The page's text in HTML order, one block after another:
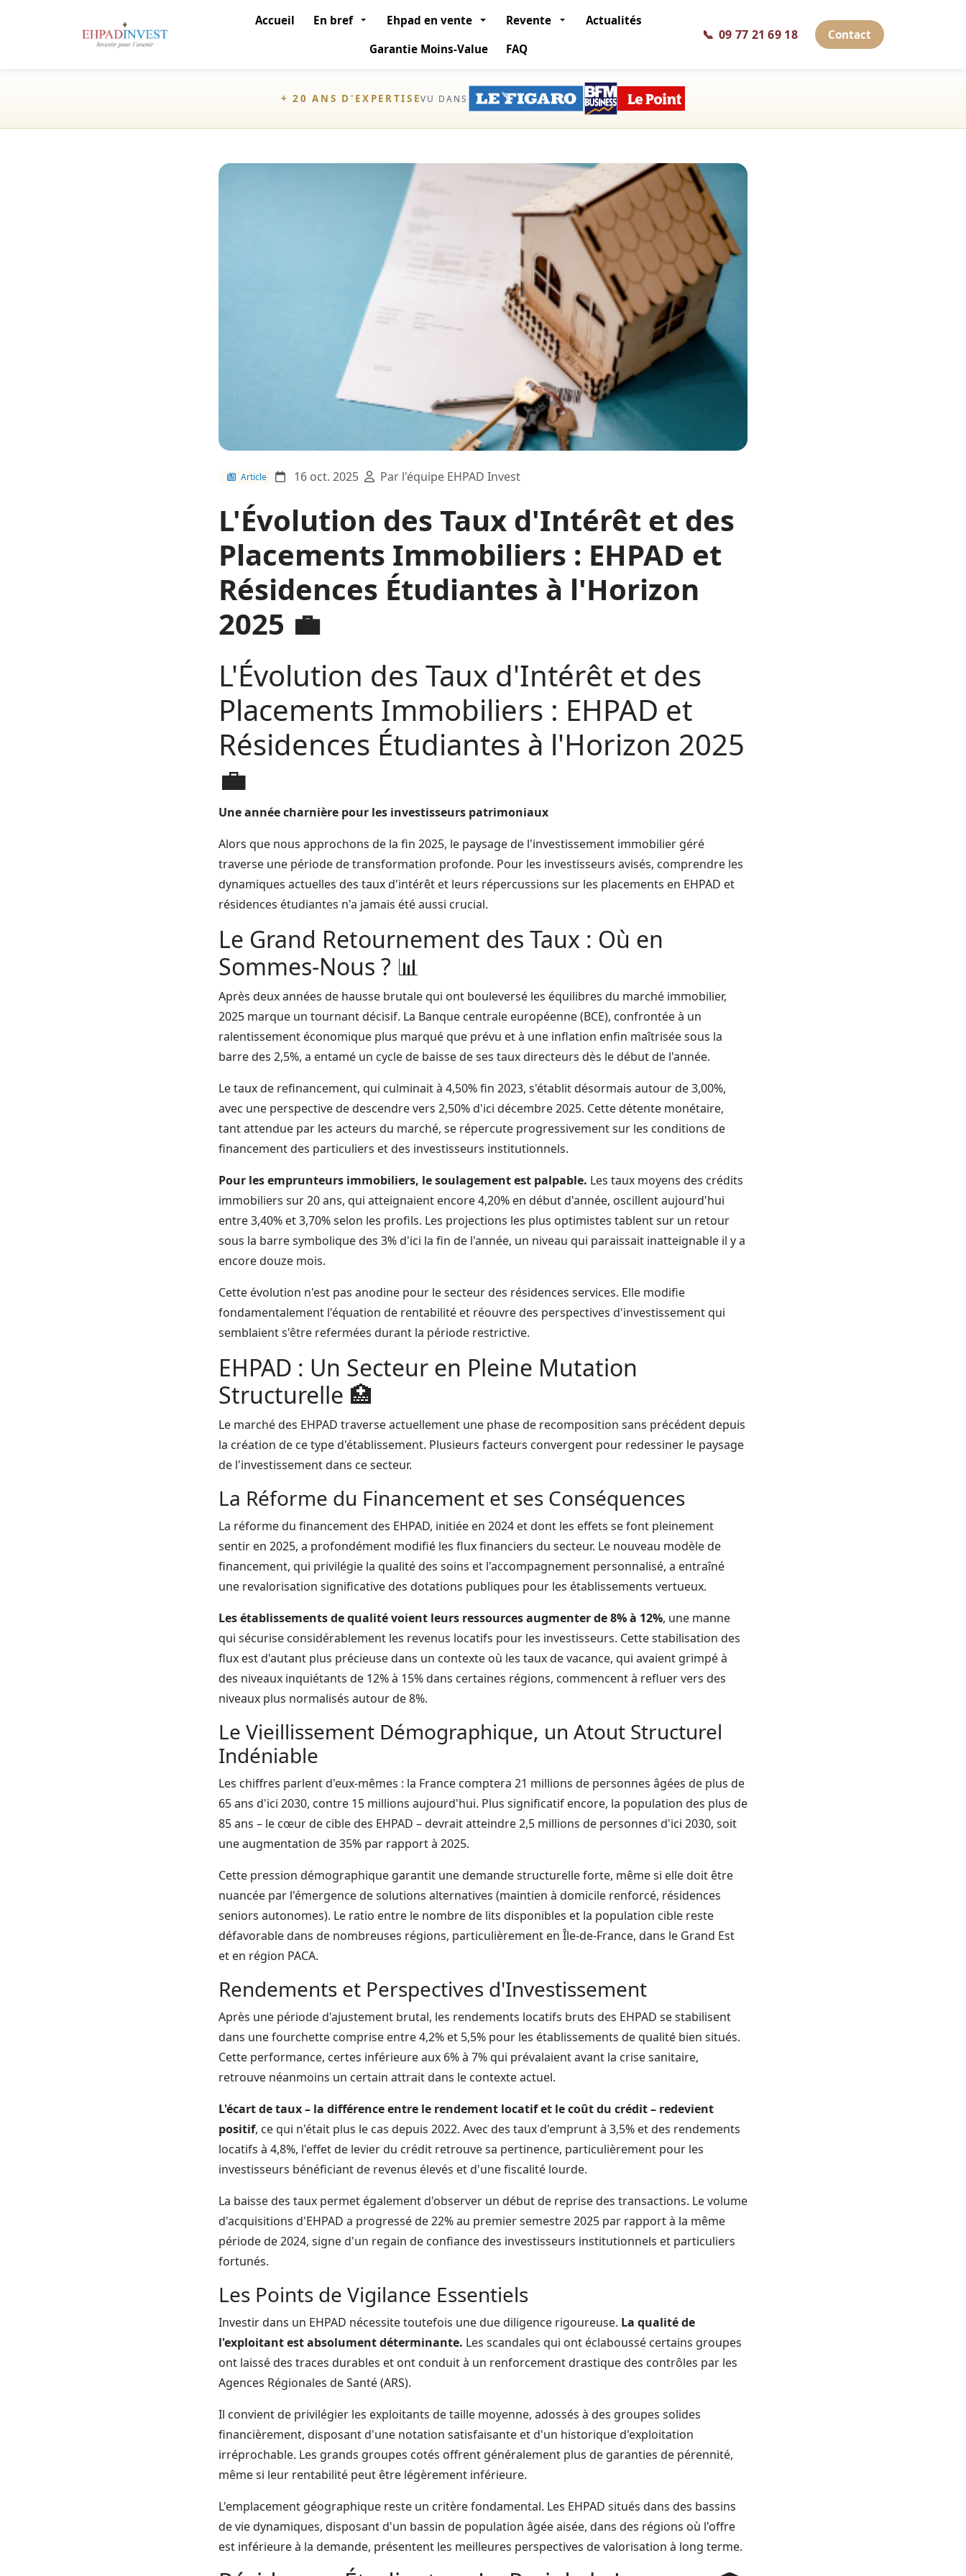
Accueil En bref Ehpad en vente Revente
Actualités
Garantie Moins-Value
FAQ
📞 09 77 21 69 18 Contact
+ 20 ANS D'EXPERTISEVU DANS
Article 16 oct. 2025 Par l'équipe EHPAD Invest
L'Évolution des Taux d'Intérêt et des
Placements Immobiliers : EHPAD et
Résidences Étudiantes à l'Horizon
2025 💼
L'Évolution des Taux d'Intérêt et des
Placements Immobiliers : EHPAD et
Résidences Étudiantes à l'Horizon 2025
💼
Une année charnière pour les investisseurs patrimoniaux
Alors que nous approchons de la fin 2025, le paysage de l'investissement immobilier géré
traverse une période de transformation profonde. Pour les investisseurs avisés, comprendre les
dynamiques actuelles des taux d'intérêt et leurs répercussions sur les placements en EHPAD et
résidences étudiantes n'a jamais été aussi crucial.
Le Grand Retournement des Taux : Où en
Sommes-Nous ? 📊
Après deux années de hausse brutale qui ont bouleversé les équilibres du marché immobilier,
2025 marque un tournant décisif. La Banque centrale européenne (BCE), confrontée à un
ralentissement économique plus marqué que prévu et à une inflation enfin maîtrisée sous la
barre des 2,5%, a entamé un cycle de baisse de ses taux directeurs dès le début de l'année.
Le taux de refinancement, qui culminait à 4,50% fin 2023, s'établit désormais autour de 3,00%,
avec une perspective de descendre vers 2,50% d'ici décembre 2025. Cette détente monétaire,
tant attendue par les acteurs du marché, se répercute progressivement sur les conditions de
financement des particuliers et des investisseurs institutionnels.
Pour les emprunteurs immobiliers, le soulagement est palpable. Les taux moyens des crédits
immobiliers sur 20 ans, qui atteignaient encore 4,20% en début d'année, oscillent aujourd'hui
entre 3,40% et 3,70% selon les profils. Les projections les plus optimistes tablent sur un retour
sous la barre symbolique des 3% d'ici la fin de l'année, un niveau qui paraissait inatteignable il y a
encore douze mois.
Cette évolution n'est pas anodine pour le secteur des résidences services. Elle modifie
fondamentalement l'équation de rentabilité et réouvre des perspectives d'investissement qui
semblaient s'être refermées durant la période restrictive.
EHPAD : Un Secteur en Pleine Mutation
Structurelle 🏥
Le marché des EHPAD traverse actuellement une phase de recomposition sans précédent depuis
la création de ce type d'établissement. Plusieurs facteurs convergent pour redessiner le paysage
de l'investissement dans ce secteur.
La Réforme du Financement et ses Conséquences
La réforme du financement des EHPAD, initiée en 2024 et dont les effets se font pleinement
sentir en 2025, a profondément modifié les flux financiers du secteur. Le nouveau modèle de
financement, qui privilégie la qualité des soins et l'accompagnement personnalisé, a entraîné
une revalorisation significative des dotations publiques pour les établissements vertueux.
Les établissements de qualité voient leurs ressources augmenter de 8% à 12%, une manne
qui sécurise considérablement les revenus locatifs pour les investisseurs. Cette stabilisation des
flux est d'autant plus précieuse dans un contexte où les taux de vacance, qui avaient grimpé à
des niveaux inquiétants de 12% à 15% dans certaines régions, commencent à refluer vers des
niveaux plus normalisés autour de 8%.
Le Vieillissement Démographique, un Atout Structurel
Indéniable
Les chiffres parlent d'eux-mêmes : la France comptera 21 millions de personnes âgées de plus de
65 ans d'ici 2030, contre 15 millions aujourd'hui. Plus significatif encore, la population des plus de
85 ans – le cœur de cible des EHPAD – devrait atteindre 2,5 millions de personnes d'ici 2030, soit
une augmentation de 35% par rapport à 2025.
Cette pression démographique garantit une demande structurelle forte, même si elle doit être
nuancée par l'émergence de solutions alternatives (maintien à domicile renforcé, résidences
seniors autonomes). Le ratio entre le nombre de lits disponibles et la population cible reste
défavorable dans de nombreuses régions, particulièrement en Île-de-France, dans le Grand Est
et en région PACA.
Rendements et Perspectives d'Investissement
Après une période d'ajustement brutal, les rendements locatifs bruts des EHPAD se stabilisent
dans une fourchette comprise entre 4,2% et 5,5% pour les établissements de qualité bien situés.
Cette performance, certes inférieure aux 6% à 7% qui prévalaient avant la crise sanitaire,
retrouve néanmoins un certain attrait dans le contexte actuel.
L'écart de taux – la différence entre le rendement locatif et le coût du crédit – redevient
positif, ce qui n'était plus le cas depuis 2022. Avec des taux d'emprunt à 3,5% et des rendements
locatifs à 4,8%, l'effet de levier du crédit retrouve sa pertinence, particulièrement pour les
investisseurs bénéficiant de revenus élevés et d'une fiscalité lourde.
La baisse des taux permet également d'observer un début de reprise des transactions. Le volume
d'acquisitions d'EHPAD a progressé de 22% au premier semestre 2025 par rapport à la même
période de 2024, signe d'un regain de confiance des investisseurs institutionnels et particuliers
fortunés.
Les Points de Vigilance Essentiels
Investir dans un EHPAD nécessite toutefois une due diligence rigoureuse. La qualité de
l'exploitant est absolument déterminante. Les scandales qui ont éclaboussé certains groupes
ont laissé des traces durables et ont conduit à un renforcement drastique des contrôles par les
Agences Régionales de Santé (ARS).
Il convient de privilégier les exploitants de taille moyenne, adossés à des groupes solides
financièrement, disposant d'une notation satisfaisante et d'un historique d'exploitation
irréprochable. Les grands groupes cotés offrent généralement plus de garanties de pérennité,
même si leur rentabilité peut être légèrement inférieure.
L'emplacement géographique reste un critère fondamental. Les EHPAD situés dans des bassins
de vie dynamiques, disposant d'un bassin de population âgée aisée, dans des régions où l'offre
est inférieure à la demande, présentent les meilleures perspectives de valorisation à long terme.